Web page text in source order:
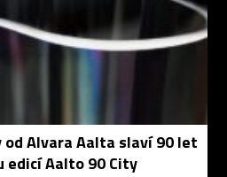
od Alvara Aalta slaví 90 let
edicí Aalto 90 City